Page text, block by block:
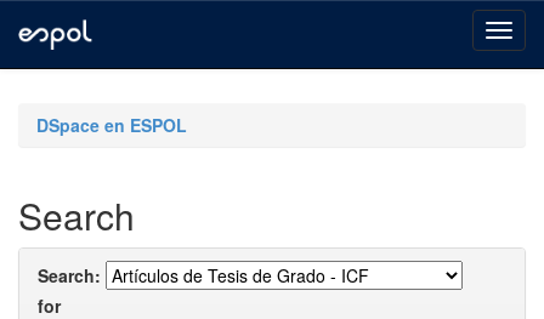
navigationDSpace en ESPOL
Search
Search:
for